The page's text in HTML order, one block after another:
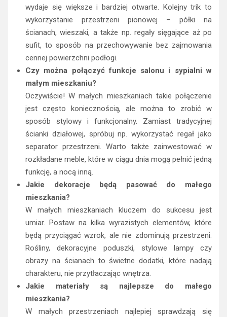
wydaje się większe i bardziej otwarte. Kolejny trik to
wykorzystanie przestrzeni pionowej – półki na
ścianach, wieszaki, a także np. regały sięgające aż po
sufit, to sposób na przechowywanie bez zajmowania
cennej powierzchni podłogi.
Czy można połączyć funkcje salonu i sypialni w
małym mieszkaniu?
Oczywiście! W małych mieszkaniach takie połączenie
jest często koniecznością, ale można to zrobić w
sposób stylowy i funkcjonalny. Zamiast tradycyjnej
ścianki działowej, spróbuj np. wykorzystać regał jako
separator przestrzeni. Warto także zainwestować w
rozkładane meble, które w ciągu dnia mogą pełnić jedną
funkcję, a nocą inną.
Jakie dekoracje będą pasować do małego
mieszkania?
W małych mieszkaniach kluczem do sukcesu jest
umiar. Postaw na kilka wyrazistych elementów, które
będą przyciągać wzrok, ale nie zdominują przestrzeni.
Rośliny, dekoracyjne poduszki, stylowe lampy czy
obrazy na ścianach to świetne dodatki, które nadają
charakteru, nie przytłaczając wnętrza.
Jakie materiały są najlepsze do małego
mieszkania?
W małych przestrzeniach najlepiej sprawdzają się